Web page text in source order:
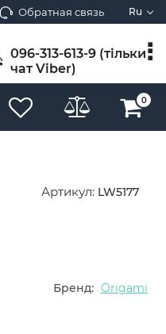
Обратная связь Ru
096-313-613-9 (тільки
чат Viber)
0
Артикул: LW5177
Бренд: Origami